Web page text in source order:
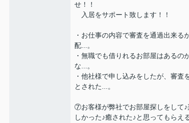
せ！！
入居をサポート致します！！
・お仕事の内容で審査を通過出来る
配...。
・無職でも借りれるお部屋はあるの
な...。
・他社様で申し込みをしたが、審査
とされた...。
⑦お客様が弊社でお部屋探しをして♪
しかった♪癒された♪と思ってもらえ